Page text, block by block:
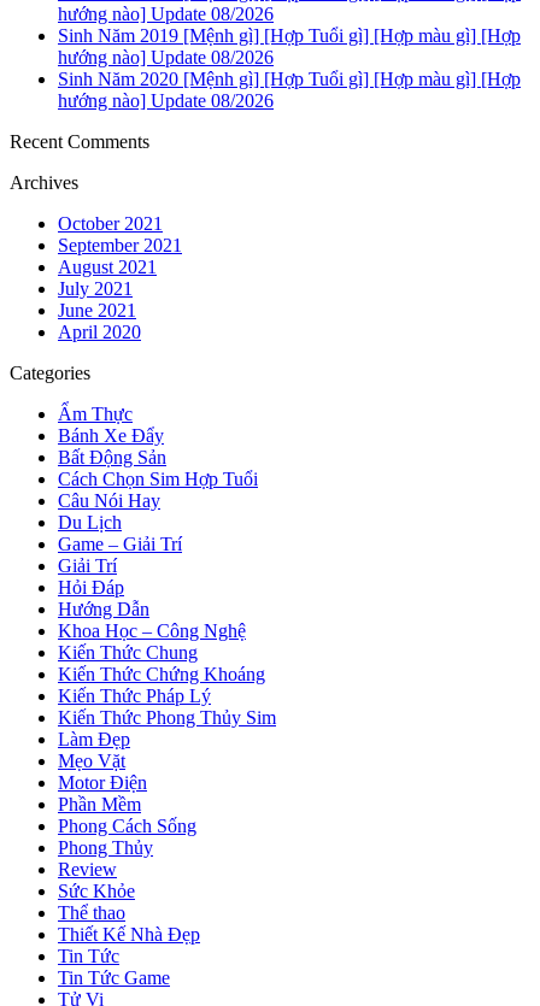
hướng nào] Update 08/2026
Sinh Năm 2019 [Mệnh gì] [Hợp Tuổi gì] [Hợp màu gì] [Hợp
hướng nào] Update 08/2026
Sinh Năm 2020 [Mệnh gì] [Hợp Tuổi gì] [Hợp màu gì] [Hợp
hướng nào] Update 08/2026
Recent Comments
Archives
October 2021
September 2021
August 2021
July 2021
June 2021
April 2020
Categories
Ẩm Thực
Bánh Xe Đẩy
Bất Động Sản
Cách Chọn Sim Hợp Tuổi
Câu Nói Hay
Du Lịch
Game – Giải Trí
Giải Trí
Hỏi Đáp
Hướng Dẫn
Khoa Học – Công Nghệ
Kiến Thức Chung
Kiến Thức Chứng Khoáng
Kiến Thức Pháp Lý
Kiến Thức Phong Thủy Sim
Làm Đẹp
Mẹo Vặt
Motor Điện
Phần Mềm
Phong Cách Sống
Phong Thủy
Review
Sức Khỏe
Thể thao
Thiết Kế Nhà Đẹp
Tin Tức
Tin Tức Game
Tử Vi